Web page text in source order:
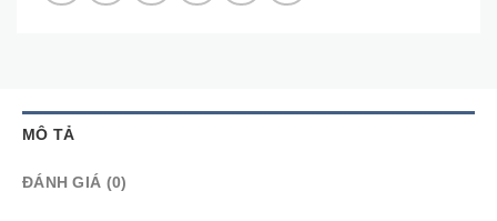
MÔ TẢ
ĐÁNH GIÁ (0)